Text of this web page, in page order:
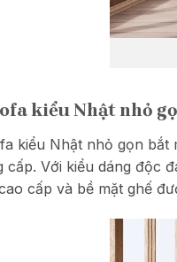
kiểu Nhật nhỏ
kiểu Nhật nhỏ gọn
cấp. Với kiểu dáng độc
cấp và bề mặt ghế